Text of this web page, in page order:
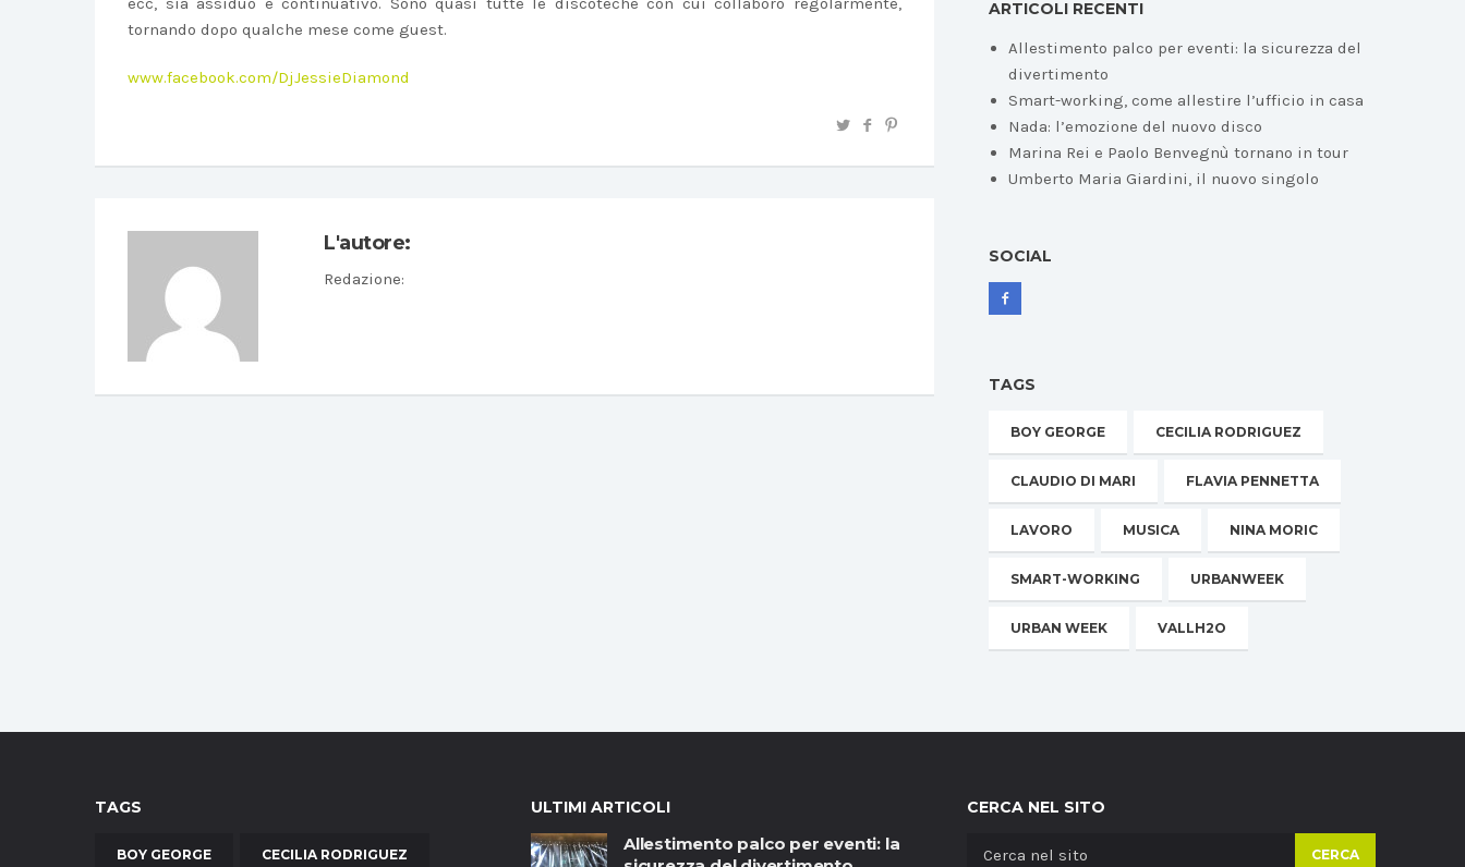
tornando dopo qualche mese come guest.
www.facebook.com/DjJessieDiamond
L'autore:
Redazione:
ARTICOLI RECENTI
Allestimento palco per eventi: la sicurezza del
divertimento
Smart-working, come allestire l’ufficio in casa
Nada: l’emozione del nuovo disco
Marina Rei e Paolo Benvegnù tornano in tour
Umberto Maria Giardini, il nuovo singolo
SOCIAL
TAGS
BOY GEORGE CECILIA RODRIGUEZ
CLAUDIO DI MARI FLAVIA PENNETTA
LAVORO MUSICA NINA MORIC
SMART-WORKING URBANWEEK
URBAN WEEK VALLH2O
TAGS
BOY GEORGE CECILIA RODRIGUEZ
ULTIMI ARTICOLI
Allestimento palco per eventi: la
CERCA NEL SITO
CERCA